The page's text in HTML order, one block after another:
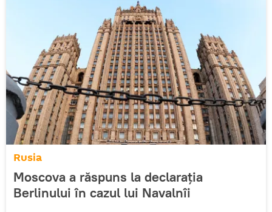
Rusia
Moscova a răspuns la declarația
Berlinului în cazul lui Navalnîi